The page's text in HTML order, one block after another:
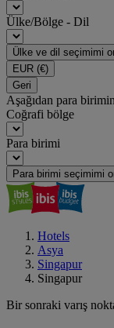
Ülke/Bölge - Dil
Ülke ve dil seçimimi
EUR (€)
Geri
Aşağıdan para
Coğrafi bölge
Para birimi
Para birimi seçimimi
Hotels
Asya
Singapur
Singapur
Bir sonraki varış